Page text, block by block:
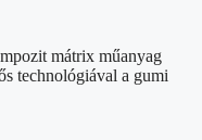
mátrix műanyag
technológiával a gumi